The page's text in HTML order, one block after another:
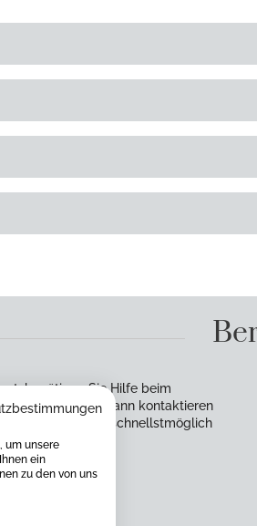
benötigen Sie Hilfe beim
dem Herzen? Dann kontaktieren
Wir werden uns schnellstmöglich
um unsere
ein
zu den von uns